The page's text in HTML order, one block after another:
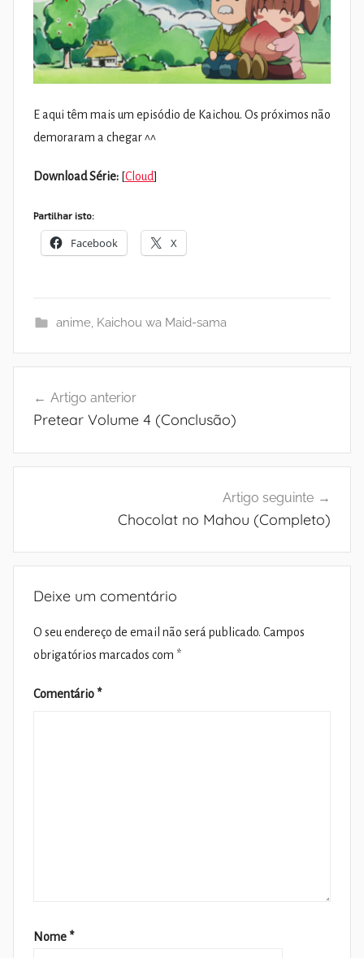
E aqui têm mais um episódio de Kaichou. Os próximos não
demoraram a chegar ^^
Download Série: [Cloud]
Partilhar isto:
Facebook X
anime, Kaichou wa Maid-sama
de
Artigo anterior
Pretear Volume 4 (Conclusão)
Artigo seguinte
Chocolat no Mahou (Completo)
Deixe um comentário
O seu endereço de email não será publicado. Campos
obrigatórios marcados com *
Comentário *
Nome *